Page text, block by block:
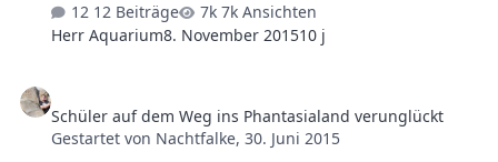
12 Beiträge
7k Ansichten
Herr Aquarium8. November 201510 j
Schüler auf dem Weg ins Phantasialand verunglückt
Gestartet von Nachtfalke,30. Juni 2015